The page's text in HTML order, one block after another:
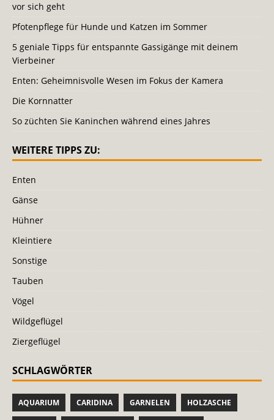
vor sich geht
Pfotenpflege für Hunde und Katzen im Sommer
5 geniale Tipps für entspannte Gassigänge mit deinem
Vierbeiner
Enten: Geheimnisvolle Wesen im Fokus der Kamera
Die Kornnatter
So züchten Sie Kaninchen während eines Jahres
WEITERE TIPPS ZU:
Enten
Gänse
Hühner
Kleintiere
Sonstige
Tauben
Vögel
Wildgeflügel
Ziergeflügel
SCHLAGWÖRTER
AQUARIUM CARIDINA GARNELEN HOLZASCHE